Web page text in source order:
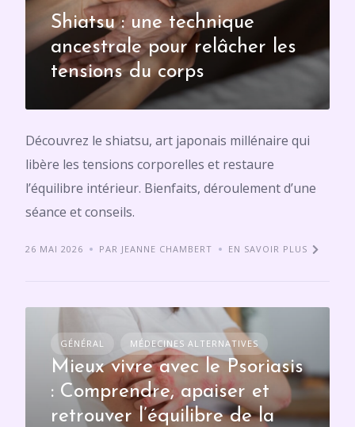
Shiatsu : une technique
ancestrale pour relâcher les
tensions du corps
Découvrez le shiatsu, art japonais millénaire qui
libère les tensions corporelles et restaure
l’équilibre intérieur. Bienfaits, déroulement d’une
séance et conseils.
26 MAI 2026 PAR JEANNE CHAMBERT EN SAVOIR PLUS
GÉNÉRAL MÉDECINES ALTERNATIVES
Mieux vivre avec le Psoriasis
: Comprendre, apaiser et
retrouver l’équilibre de la